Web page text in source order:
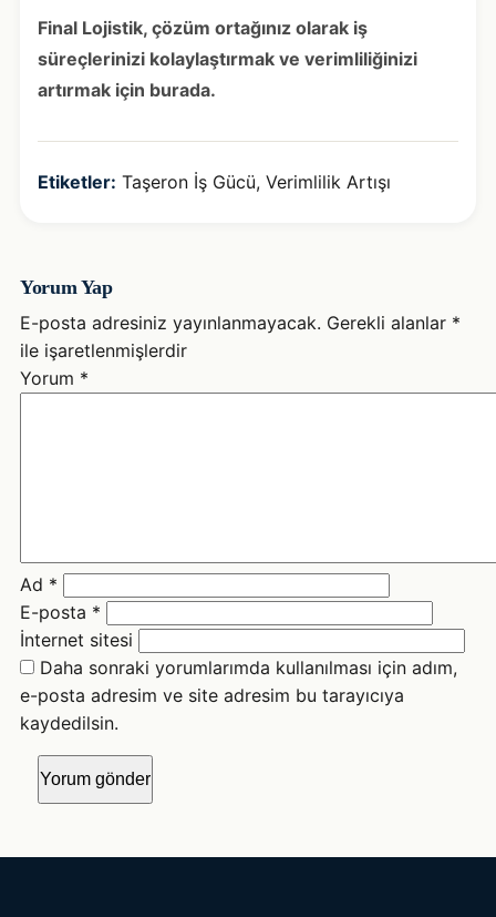
Final Lojistik, çözüm ortağınız olarak iş
süreçlerinizi kolaylaştırmak ve verimliliğinizi
artırmak için burada.
Etiketler: Taşeron İş Gücü, Verimlilik Artışı
Yorum Yap
E-posta adresiniz yayınlanmayacak. Gerekli alanlar *
ile işaretlenmişlerdir
Yorum *
Ad *
E-posta *
İnternet sitesi
Daha sonraki yorumlarımda kullanılması için adım,
e-posta adresim ve site adresim bu tarayıcıya
kaydedilsin.